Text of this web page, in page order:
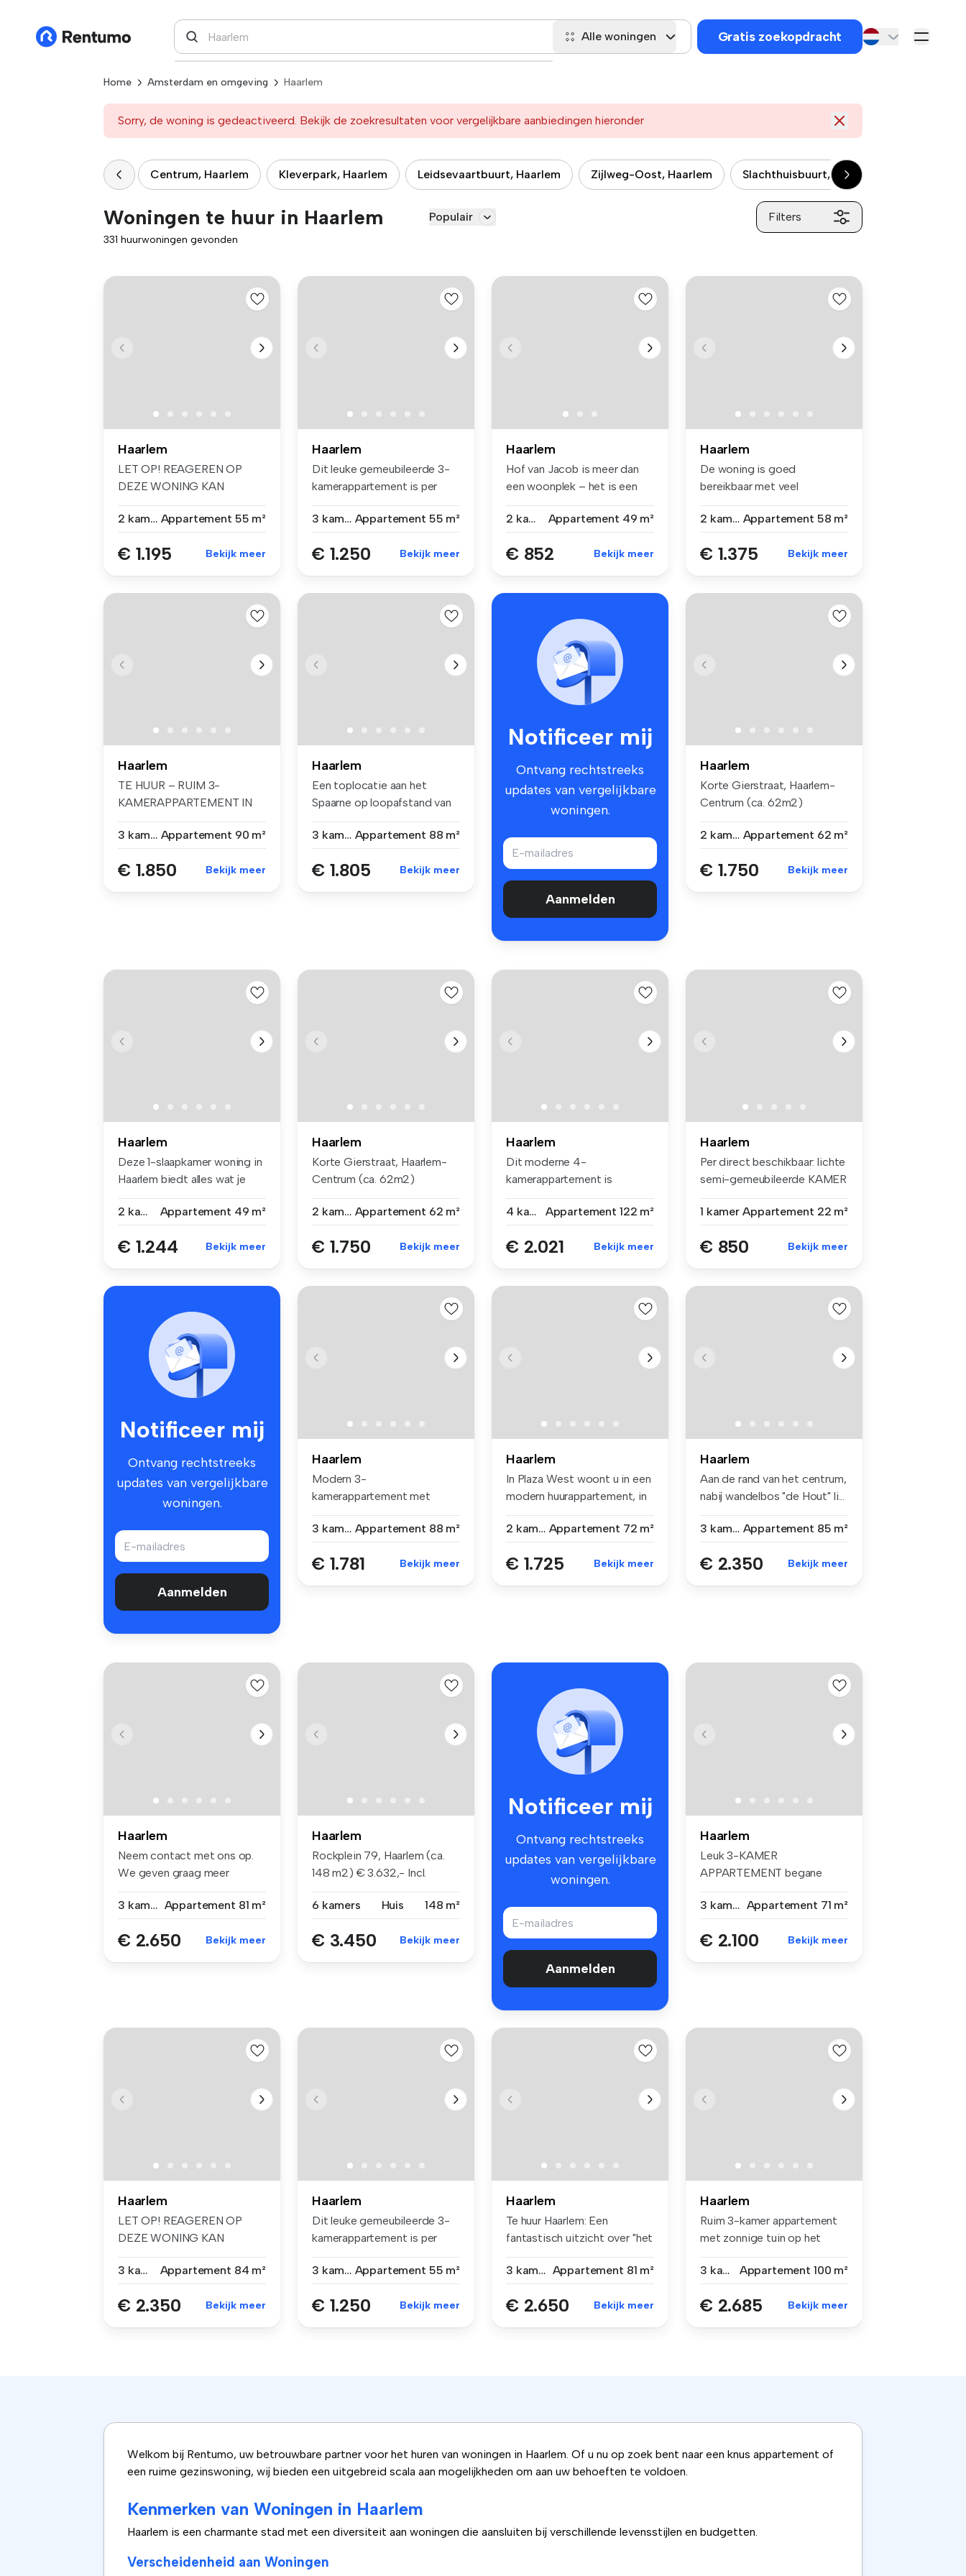
Alle woningen Gratis zoekopdracht
Home Amsterdam en omgeving Haarlem
Sorry, de woning is gedeactiveerd. Bekijk de zoekresultaten voor vergelijkbare aanbiedingen hieronder
Centrum, Haarlem Kleverpark, Haarlem Leidsevaartbuurt, Haarlem Zijlweg-Oost, Haarlem Slachthuisbuurt, Haarlem
Woningen te huur in Haarlem Populair Filters
331 huurwoningen gevonden
Haarlem
LET OP! REAGEREN OP
DEZE WONING KAN
2 kamers Appartement 55 m²
€ 1.195 Bekijk meer
Haarlem
Dit leuke gemeubileerde 3-
kamerappartement is per
3 kamers Appartement 55 m²
€ 1.250 Bekijk meer
Haarlem
Hof van Jacob is meer dan
een woonplek – het is een
2 kamers
Appartement 49 m²
€ 852 Bekijk meer
Haarlem
De woning is goed
bereikbaar met veel
2 kamers Appartement 58 m²
€ 1.375 Bekijk meer
Haarlem
TE HUUR – RUIM 3-
KAMERAPPARTEMENT IN
3 kamers Appartement 90 m²
€ 1.850 Bekijk meer
Haarlem
Een toplocatie aan het
Spaarne op loopafstand van
3 kamers Appartement 88 m²
€ 1.805 Bekijk meer
Notificeer mij
Ontvang rechtstreeks
updates van vergelijkbare
woningen.
Aanmelden
Haarlem
Korte Gierstraat, Haarlem-
Centrum (ca. 62m2)
2 kamers Appartement 62 m²
€ 1.750 Bekijk meer
Haarlem
Deze 1-slaapkamer woning in
Haarlem biedt alles wat je
2 kamers
Appartement 49 m²
€ 1.244 Bekijk meer
Haarlem
Korte Gierstraat, Haarlem-
Centrum (ca. 62m2)
2 kamers Appartement 62 m²
€ 1.750 Bekijk meer
Haarlem
Dit moderne 4-
kamerappartement is
4 kamers
Appartement 122 m²
€ 2.021 Bekijk meer
Haarlem
Per direct beschikbaar: lichte
semi-gemeubileerde KAMER
1 kamer Appartement 22 m²
€ 850 Bekijk meer
Notificeer mij
Ontvang rechtstreeks
updates van vergelijkbare
woningen.
Aanmelden
Haarlem
Modern 3-
kamerappartement met
3 kamers Appartement 88 m²
€ 1.781 Bekijk meer
Haarlem
In Plaza West woont u in een
modern huurappartement, in
2 kamers Appartement 72 m²
€ 1.725 Bekijk meer
Haarlem
Aan de rand van het centrum,
nabij wandelbos "de Hout" li...
3 kamers Appartement 85 m²
€ 2.350 Bekijk meer
Haarlem
Neem contact met ons op.
We geven graag meer
3 kamers Appartement 81 m²
€ 2.650 Bekijk meer
Haarlem
Rockplein 79, Haarlem (ca.
148 m2) € 3.632,- Incl.
6 kamers
Huis 148 m²
€ 3.450 Bekijk meer
Notificeer mij
Ontvang rechtstreeks
updates van vergelijkbare
woningen.
Aanmelden
Haarlem
Leuk 3-KAMER
APPARTEMENT begane
3 kamers Appartement 71 m²
€ 2.100 Bekijk meer
Haarlem
LET OP! REAGEREN OP
DEZE WONING KAN
3 kamers
Appartement 84 m²
€ 2.350 Bekijk meer
Haarlem
Dit leuke gemeubileerde 3-
kamerappartement is per
3 kamers Appartement 55 m²
€ 1.250 Bekijk meer
Haarlem
Te huur Haarlem: Een
fantastisch uitzicht over "het
3 kamers Appartement 81 m²
€ 2.650 Bekijk meer
Haarlem
Ruim 3-kamer appartement
met zonnige tuin op het
3 kamers
Appartement 100 m²
€ 2.685 Bekijk meer
Welkom bij Rentumo, uw betrouwbare partner voor het huren van woningen in Haarlem. Of u nu op zoek bent naar een knus appartement of
een ruime gezinswoning, wij bieden een uitgebreid scala aan mogelijkheden om aan uw behoeften te voldoen.
Kenmerken van Woningen in Haarlem
Haarlem is een charmante stad met een diversiteit aan woningen die aansluiten bij verschillende levensstijlen en budgetten.
Verscheidenheid aan Woningen